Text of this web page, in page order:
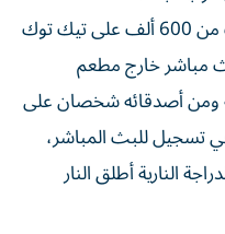
كان جاستيلوم الذي يتابعه ما يقرب من 600 ألف على ‌تيك توك
مباشر ⁠خارج مطعم
ومن أصدقائه شخصان على
تسجيل للبث المباشر،
النارية أطلق النار